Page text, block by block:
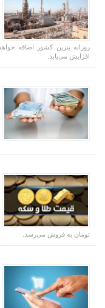
افزایش می‌یابد.
تومان به فروش می‌رسد.